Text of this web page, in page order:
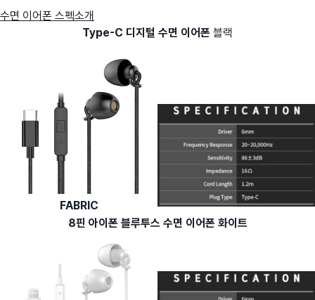
수면 이어폰 스펙소개
Type-C 디지털 수면 이어폰 블랙
FABRIC
8핀 아이폰 블루투스 수면 이어폰 화이트